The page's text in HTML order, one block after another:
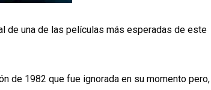
de una de las películas más esperadas de este
de 1982 que fue ignorada en su momento pero,